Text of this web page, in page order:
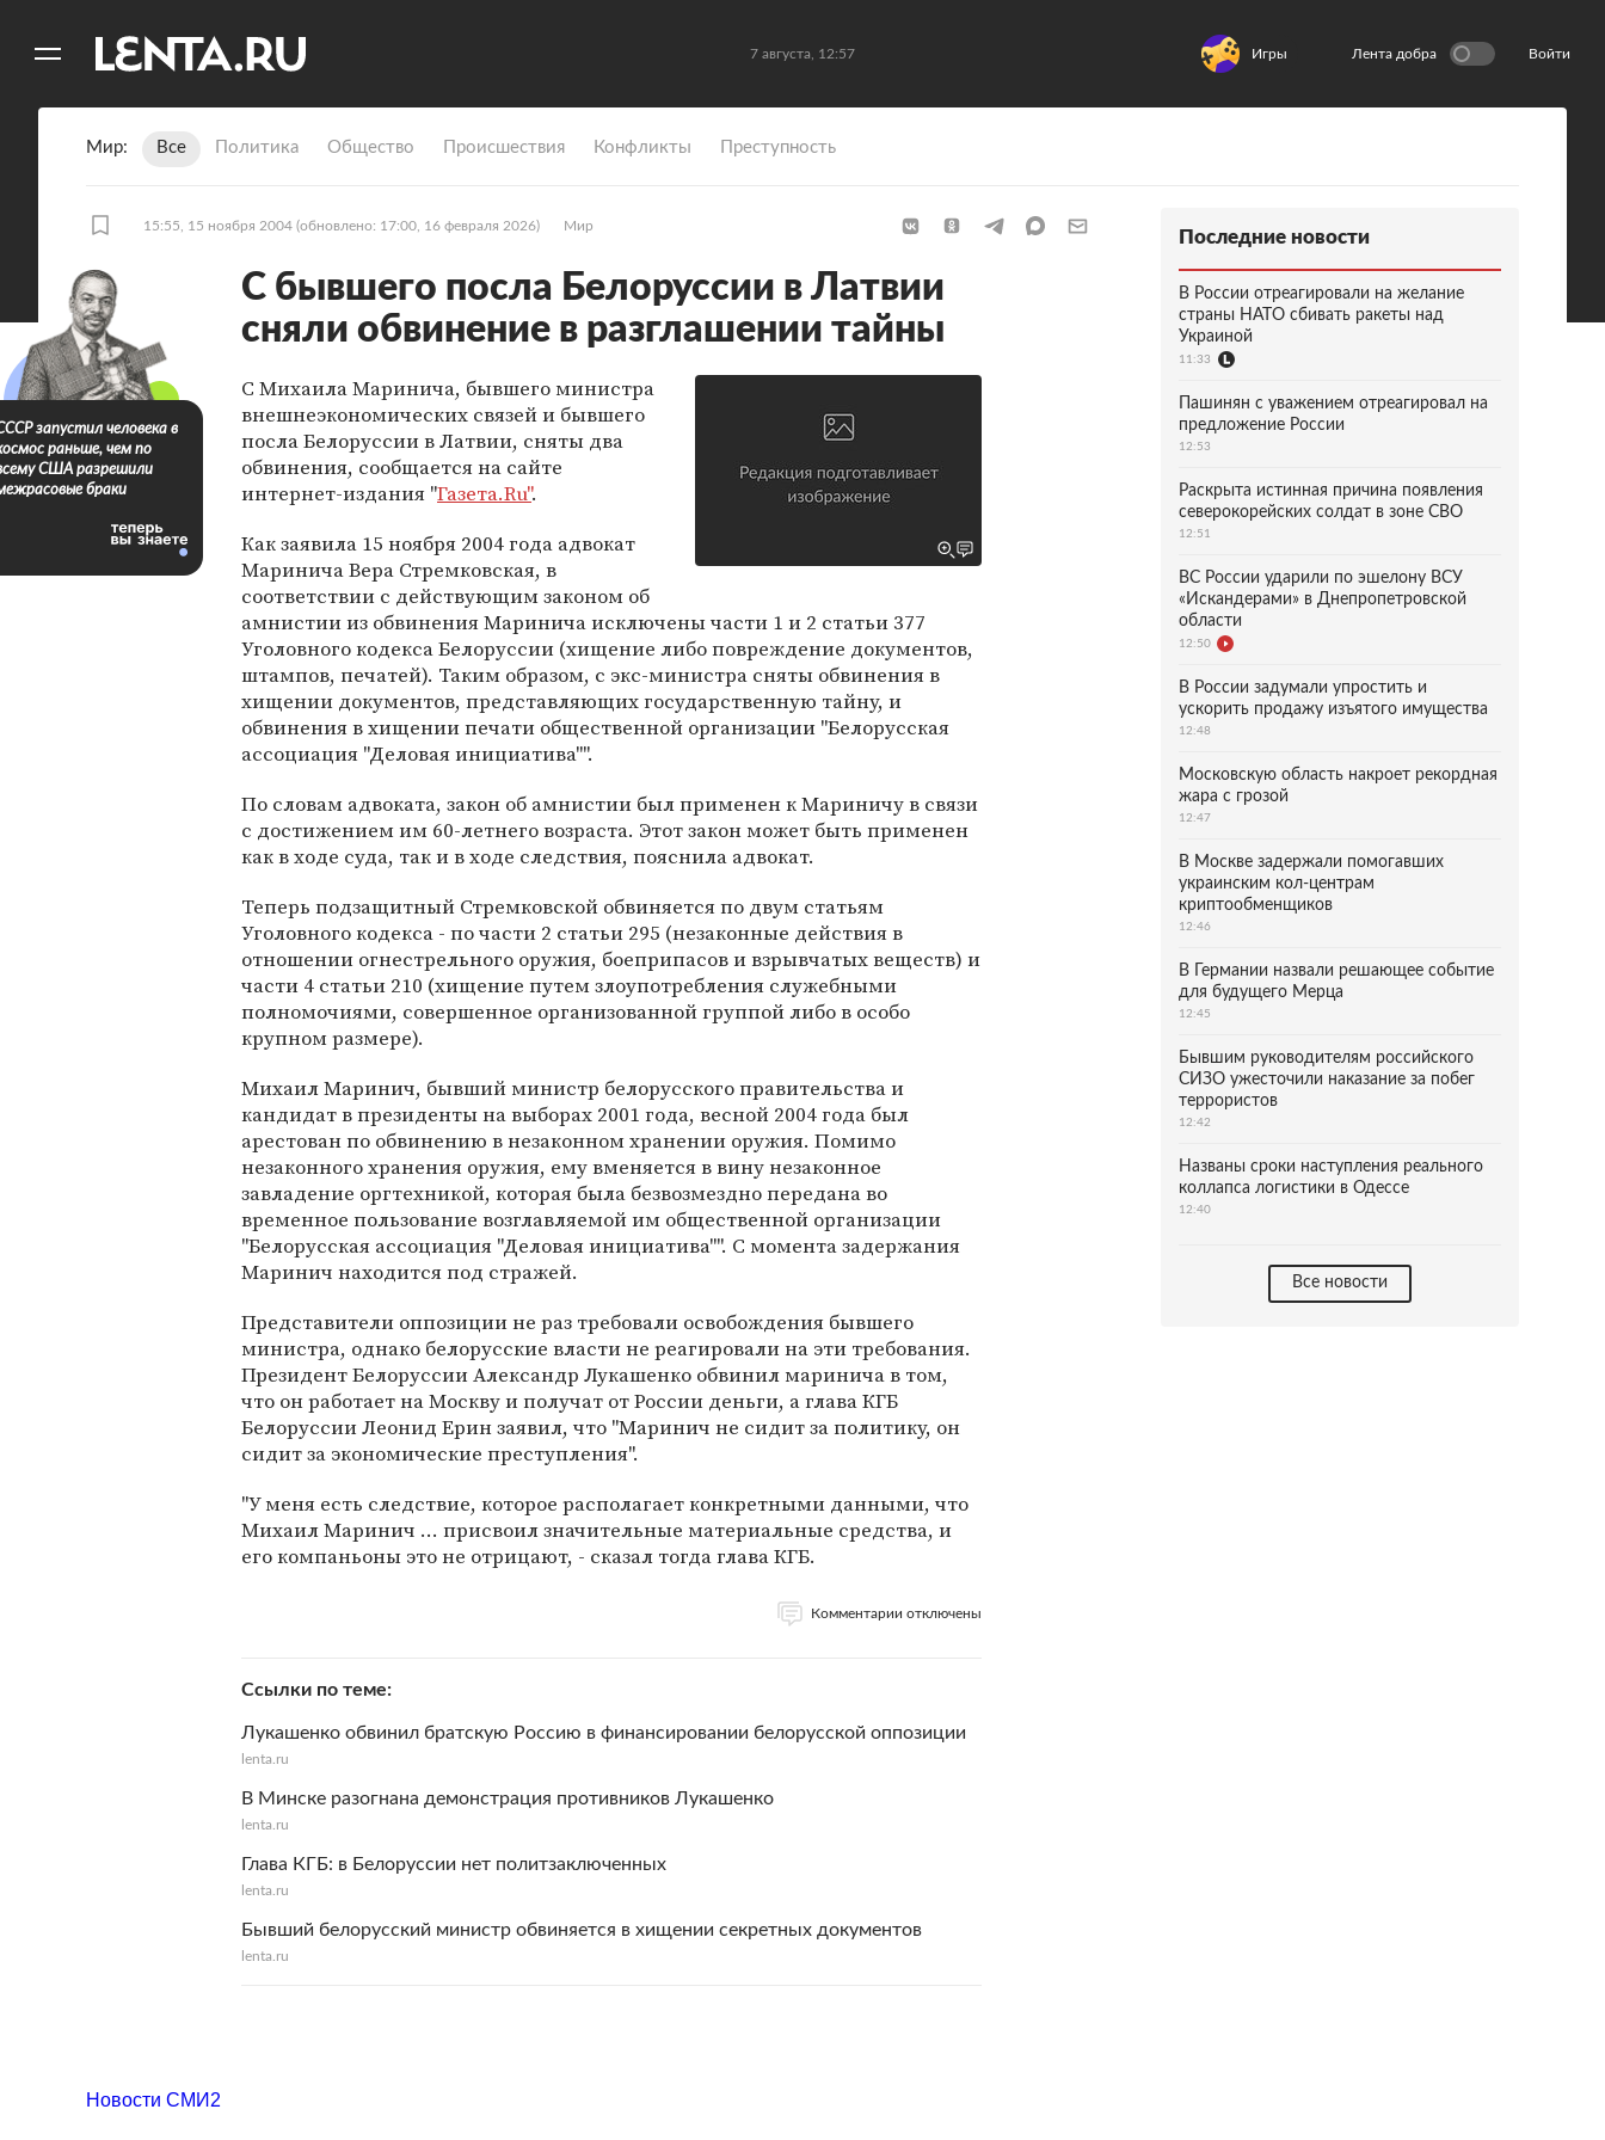
7 августа, 12:57 Игры Лента добра Войти
Мир Все Политика Общество Происшествия Конфликты Преступность
15:55, 15 ноября 2004 (обновлено: 17:00, 16 февраля 2026) Мир
С бывшего посла Белоруссии в Латвии
сняли обвинение в разглашении тайны
С Михаила Маринича, бывшего министра
внешнеэкономических связей и бывшего
посла Белоруссии в Латвии, сняты два
обвинения, сообщается на сайте
интернет-издания "Газета.Ru".
Как заявила 15 ноября 2004 года адвокат
Маринича Вера Стремковская, в
соответствии с действующим законом об
амнистии из обвинения Маринича исключены части 1 и 2 статьи 377
Уголовного кодекса Белоруссии (хищение либо повреждение документов,
штампов, печатей). Таким образом, с экс-министра сняты обвинения в
хищении документов, представляющих государственную тайну, и
обвинения в хищении печати общественной организации "Белорусская
ассоциация "Деловая инициатива"".
По словам адвоката, закон об амнистии был применен к Мариничу в связи
с достижением им 60-летнего возраста. Этот закон может быть применен
как в ходе суда, так и в ходе следствия, пояснила адвокат.
Теперь подзащитный Стремковской обвиняется по двум статьям
Уголовного кодекса - по части 2 статьи 295 (незаконные действия в
отношении огнестрельного оружия, боеприпасов и взрывчатых веществ) и
части 4 статьи 210 (хищение путем злоупотребления служебными
полномочиями, совершенное организованной группой либо в особо
крупном размере).
Михаил Маринич, бывший министр белорусского правительства и
кандидат в президенты на выборах 2001 года, весной 2004 года был
арестован по обвинению в незаконном хранении оружия. Помимо
незаконного хранения оружия, ему вменяется в вину незаконное
завладение оргтехникой, которая была безвозмездно передана во
временное пользование возглавляемой им общественной организации
"Белорусская ассоциация "Деловая инициатива"". С момента задержания
Маринич находится под стражей.
Представители оппозиции не раз требовали освобождения бывшего
министра, однако белорусские власти не реагировали на эти требования.
Президент Белоруссии Александр Лукашенко обвинил маринича в том,
что он работает на Москву и получат от России деньги, а глава КГБ
Белоруссии Леонид Ерин заявил, что "Маринич не сидит за политику, он
сидит за экономические преступления".
"У меня есть следствие, которое располагает конкретными данными, что
Михаил Маринич ... присвоил значительные материальные средства, и
его компаньоны это не отрицают, - сказал тогда глава КГБ.
Комментарии отключены
Ссылки по теме
Лукашенко обвинил братскую Россию в финансировании белорусской оппозиции
lenta.ru
В Минске разогнана демонстрация противников Лукашенко
lenta.ru
Глава КГБ: в Белоруссии нет политзаключенных
lenta.ru
Бывший белорусский министр обвиняется в хищении секретных документов
lenta.ru
запустил человека в
раньше, чем по
США разрешили
браки
Последние новости
В России отреагировали на желание
страны НАТО сбивать ракеты над
Украиной
11:33
Пашинян с уважением отреагировал на
предложение России
12:53
Раскрыта истинная причина появления
северокорейских солдат в зоне СВО
12:51
ВС России ударили по эшелону ВСУ
«Искандерами» в Днепропетровской
области
12:50
В России задумали упростить и
ускорить продажу изъятого имущества
12:48
Московскую область накроет рекордная
жара с грозой
12:47
В Москве задержали помогавших
украинским кол-центрам
криптообменщиков
12:46
В Германии назвали решающее событие
для будущего Мерца
12:45
Бывшим руководителям российского
СИЗО ужесточили наказание за побег
террористов
12:42
Названы сроки наступления реального
коллапса логистики в Одессе
12:40
Все новости
Новости СМИ2